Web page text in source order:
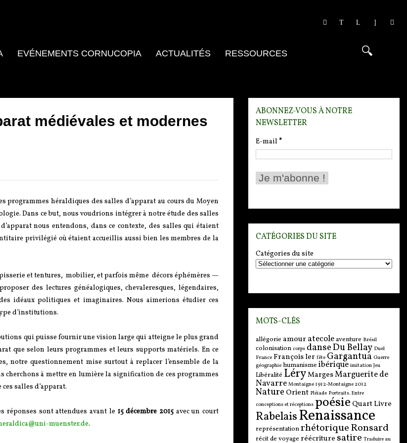
EVÉNEMENTS CORNUCOPIA ACTUALITÉS
RESSOURCES
médiévales et modernes
programmes héraldiques des salles d’apparat au cours du Moyen
Dans ce but, nous voudrions intégrer à notre étude des salles
nous entendons, dans ce contexte, des salles qui étaient
privilégié où étaient accueillis aussi bien les membres de la
et tentures, mobilier, et parfois même décors éphémères —
des lectures généalogiques, chevaleresques, légendaires,
idéaux politiques et imaginaires. Nous aimerions étudier ces
d’institutions.
qui puisse fournir une vision large qui atteigne le plus grand
que selon leurs programmes et leurs supports matériels. En ce
questionnement mise surtout à replacer l’ensemble de la
à mettre en lumière la signification de ces programmes
salles d’apparat.
réponses sont attendues avant le 15 décembre 2015avec un court
muenster.de.
ABONNEZ-VOUS À NOTRE
NEWSLETTER
E-mail *
CATÉGORIES DU SITE
Catégories du site
MOTS-CLÉS
allégorie amour atecoleaventure Brésil
colonisation corps danseDu Bellay Duel
France François Ier fête Gargantua Guerre
géographie humanisme ibérique imitation Jeu
Libéralité LéryMargesMarguerite de
Navarre Montaigne 1912-Montaigne 2012
Nature Orient Pléiade Portraits. Entre
conceptions et réceptions poésie Quart Livre
RabelaisRenaissance
représentationrhétoriqueRonsard
récit de voyage réécriture satire Traduire au